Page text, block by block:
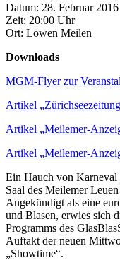
Datum: 28. Februar 2016
Zeit: 20:00 Uhr
Ort: Löwen Meilen
Downloads
MGM-Flyer zur
Artikel
Artikel „Meilemer-
Artikel „Meilemer-
Ein Hauch von
Saal des Meilemer
Angekündigt als eine
und Blasen, erwies sich
Programms des
Auftakt der neuen
„Showtime“.